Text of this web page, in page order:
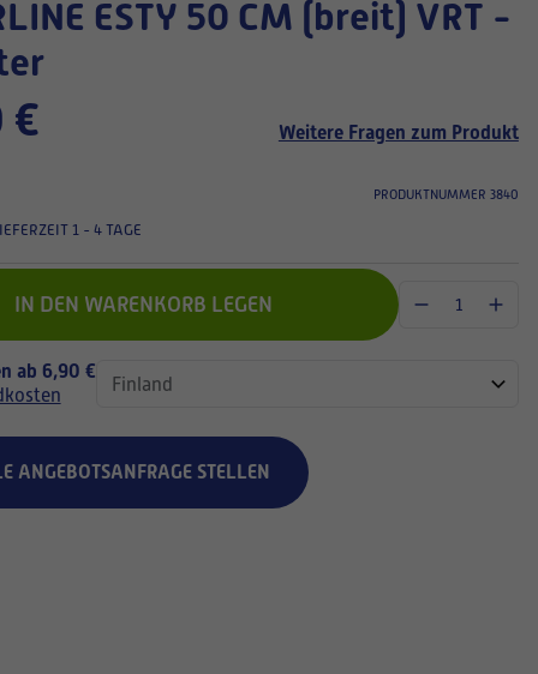
€ Weitere Fragen zum Produkt
PRODUKTNUMMER 3840
1 - 4 TAGE
IN DEN WARENKORB LEGEN
ab 6,90 €
ANGEBOTSANFRAGE STELLEN